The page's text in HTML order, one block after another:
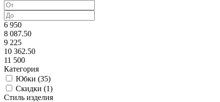
6 950
8 087.50
9 225
10 362.50
11 500
Категория
Юбки (35)
Скидки (1)
Стиль изделия